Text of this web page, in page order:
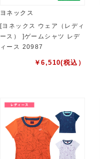
ヨネックス
[ヨネックス ウェア（レディ
ース） ]ゲームシャツ レデ
ィース 20987
￥6,510(税込）